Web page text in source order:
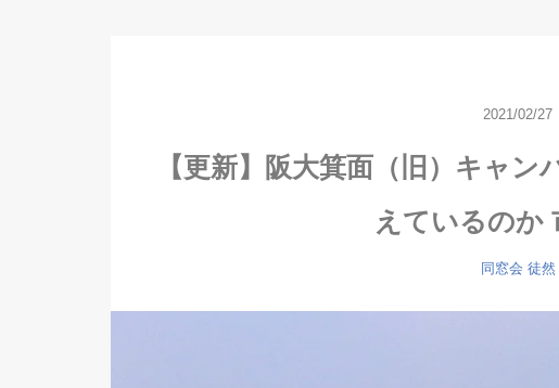
2021/02/27
【更新】阪大箕面（旧）キャ
えているのか
同窓会 徒然